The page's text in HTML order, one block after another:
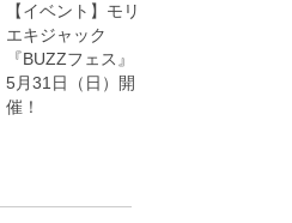
【イベント】モリ
エキジャック
『BUZZフェス』
5月31日（日）開
催！